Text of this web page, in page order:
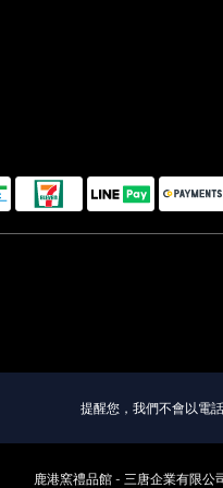
提醒您，我們不會以電
鹿港窯禮品館 - 三唐企業有限公